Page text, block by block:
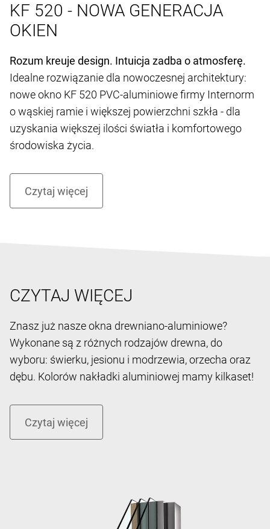
KF 520 - NOWA GENERACJA
OKIEN
Rozum kreuje design. Intuicja zadba o atmosferę.
Idealne rozwiązanie dla nowoczesnej architektury:
nowe okno KF 520 PVC-aluminiowe firmy Internorm
o wąskiej ramie i większej powierzchni szkła - dla
uzyskania większej ilości światła i komfortowego
środowiska życia.
CZYTAJ WIĘCEJ
Znasz już nasze okna drewniano-aluminiowe?
Wykonane są z różnych rodzajów drewna, do
wyboru: świerku, jesionu i modrzewia, orzecha oraz
dębu. Kolorów nakładki aluminiowej mamy kilkaset!